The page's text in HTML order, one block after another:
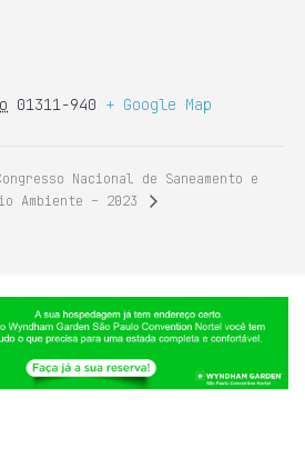
01311-940 + Google Map
Nacional de Saneamento e
Ambiente – 2023